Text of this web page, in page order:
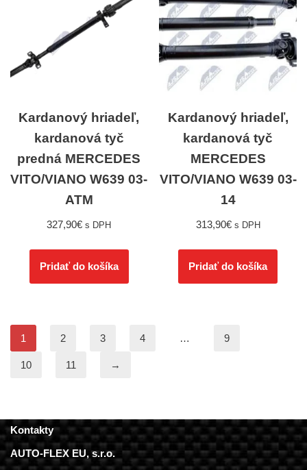
Kardanový hriadeľ,
kardanová tyč
predná MERCEDES
VITO/VIANO W639 03-
ATM
327,90€ s DPH
Pridať do košíka
Kardanový hriadeľ,
kardanová tyč
MERCEDES
VITO/VIANO W639 03-
14
313,90€ s DPH
Pridať do košíka
1 2 3 4 … 9
10 11 →
Kontakty
AUTO-FLEX EU, s.r.o.